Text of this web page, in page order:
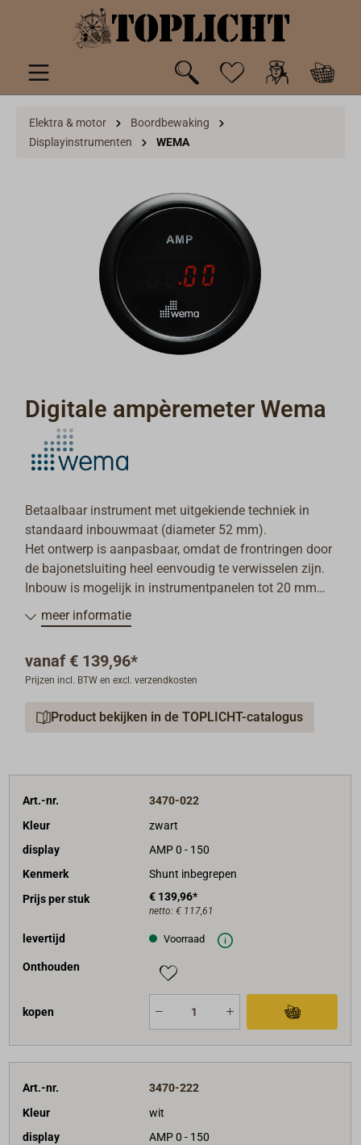
hoofdinhoud
Elektra & motor
Boordbewaking
Displayinstrumenten
WEMA
Digitale ampèremeter Wema
Betaalbaar instrument met uitgekiende techniek in
standaard inbouwmaat (diameter 52 mm).
Het ontwerp is aanpasbaar, omdat de frontringen door
de bajonetsluiting heel eenvoudig te verwisselen zijn.
Inbouw is mogelijk in instrumentpanelen tot 20 mm
De voedingsspanning kan 12 V of 24 V zijn.
inbegrepen, kleur van de frontring: zwart of wit.
40 cm aansluitkabel.
meer informatie
vanaf € 139,96*
Prijzen incl. BTW en excl. verzendkosten
Product bekijken in de TOPLICHT-catalogus
Art.-nr.
3470-022
Kleur
zwart
display
AMP 0 - 150
Kenmerk
Shunt inbegrepen
Prijs per stuk
€ 139,96*
netto: € 117,61
levertijd Voorraad
Onthouden
kopen
Art.-nr.
3470-222
Kleur
wit
display
AMP 0 - 150